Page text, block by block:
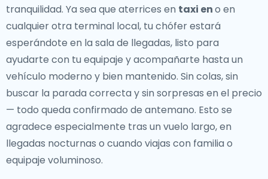
tranquilidad. Ya sea que aterrices en taxi eno en
cualquier otra terminal local, tu chófer estará
esperándote en la sala de llegadas, listo para
ayudarte con tu equipaje y acompañarte hasta un
vehículo moderno y bien mantenido. Sin colas, sin
buscar la parada correcta y sin sorpresas en el precio
— todo queda confirmado de antemano. Esto se
agradece especialmente tras un vuelo largo, en
llegadas nocturnas o cuando viajas con familia o
equipaje voluminoso.